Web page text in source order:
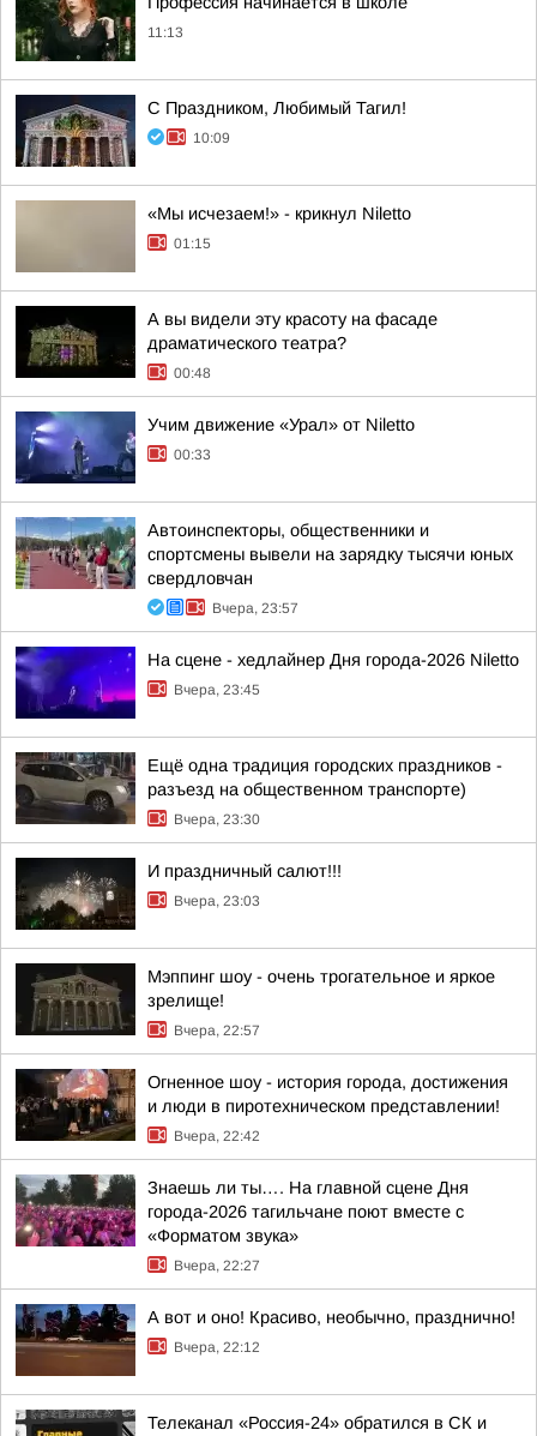
11:13
С Праздником, Любимый Тагил!
10:09
«Мы исчезаем!» - крикнул Niletto
01:15
А вы видели эту красоту на фасаде
драматического театра?
00:48
Учим движение «Урал» от Niletto
00:33
Автоинспекторы, общественники и
спортсмены вывели на зарядку тысячи юных
свердловчан
Вчера, 23:57
На сцене - хедлайнер Дня города-2026 Niletto
Вчера, 23:45
Ещё одна традиция городских праздников -
разъезд на общественном транспорте)
Вчера, 23:30
И праздничный салют!!!
Вчера, 23:03
Мэппинг шоу - очень трогательное и яркое
зрелище!
Вчера, 22:57
Огненное шоу - история города, достижения
и люди в пиротехническом представлении!
Вчера, 22:42
Знаешь ли ты…. На главной сцене Дня
города-2026 тагильчане поют вместе с
«Форматом звука»
Вчера, 22:27
А вот и оно! Красиво, необычно, празднично!
Вчера, 22:12
Телеканал «Россия-24» обратился в СК и